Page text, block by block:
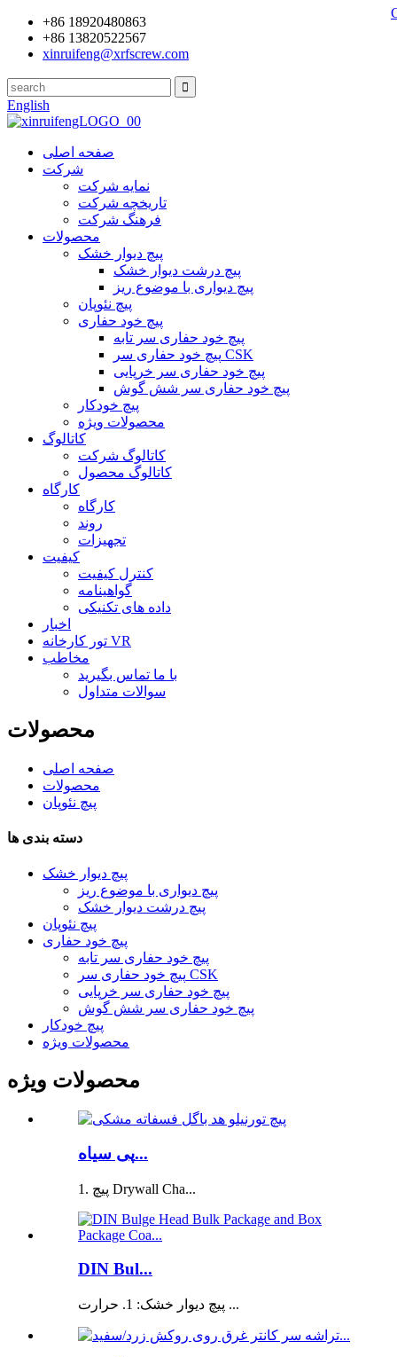
+86 18920480863
+86 13820522567
xinruifeng@xrfscrew.com
English
صفحه اصلی
شرکت
نمایه شرکت
تاریخچه شرکت
فرهنگ شرکت
محصولات
پیچ دیوار خشک
پیچ درشت دیوار خشک
پیچ دیواری با موضوع ریز
پیچ نئوپان
پیچ خود حفاری
پیچ خود حفاری سر تابه
پیچ خود حفاری سر CSK
پیچ خود حفاری سر خرپایی
پیچ خود حفاری سر شش گوش
پیچ خودکار
محصولات ویژه
کاتالوگ
کاتالوگ شرکت
کاتالوگ محصول
کارگاه
کارگاه
روند
تجهیزات
کیفیت
کنترل کیفیت
گواهینامه
داده های تکنیکی
اخبار
تور کارخانه VR
مخاطب
با ما تماس بگیرید
سوالات متداول
محصولات
صفحه اصلی
محصولات
پیچ نئوپان
دسته بندی ها
پیچ دیوار خشک
پیچ دیواری با موضوع ریز
پیچ درشت دیوار خشک
پیچ نئوپان
پیچ خود حفاری
پیچ خود حفاری سر تابه
پیچ خود حفاری سر CSK
پیچ خود حفاری سر خرپایی
پیچ خود حفاری سر شش گوش
پیچ خودکار
محصولات ویژه
محصولات ویژه
پی سیاه...
1. پیچ Drywall Cha...
DIN Bul...
پیچ دیوار خشک: 1. حرارت ...